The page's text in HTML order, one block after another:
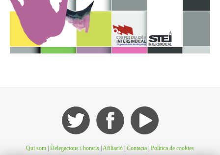
Qui som | Delegacions i horaris |Afiliació | Contacta | Política de cookies